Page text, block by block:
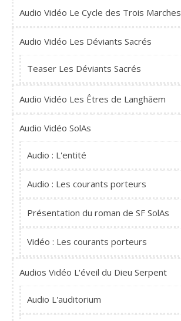
Audio Vidéo Le Cycle des Trois Marches
Audio Vidéo Les Déviants Sacrés
Teaser Les Déviants Sacrés
Audio Vidéo Les Êtres de Langhãem
Audio Vidéo SolAs
Audio : L'entité
Audio : Les courants porteurs
Présentation du roman de SF SolAs
Vidéo : Les courants porteurs
Audios Vidéo L'éveil du Dieu Serpent
Audio L'auditorium